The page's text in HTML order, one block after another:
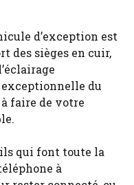
d’exception est
des sièges en cuir,
exceptionnelle du
faire de votre
qui font toute la
à